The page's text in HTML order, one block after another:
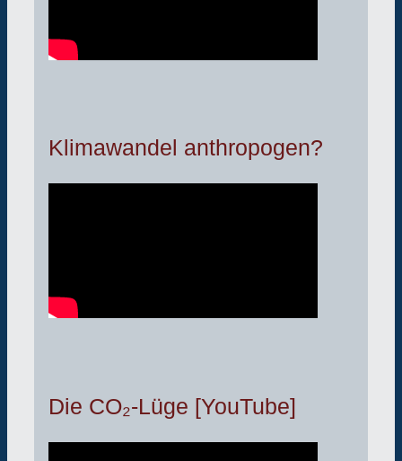
Klimawandel anthropogen?
Die CO₂-Lüge [YouTube]